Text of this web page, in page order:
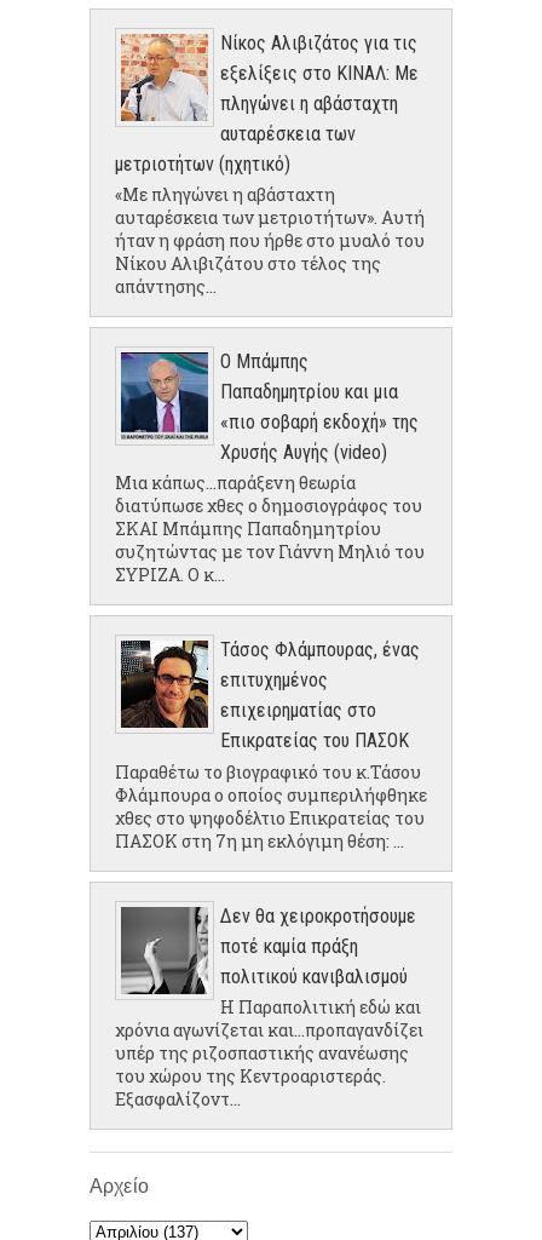
Νίκος Αλιβιζάτος για τις
εξελίξεις στο ΚΙΝΑΛ: Με
πληγώνει η αβάσταχτη
αυταρέσκεια των
μετριοτήτων (ηχητικό)
«Με πληγώνει η αβάσταχτη
αυταρέσκεια των μετριοτήτων». Αυτή
ήταν η φράση που ήρθε στο μυαλό του
Νίκου Αλιβιζάτου στο τέλος της
απάντησης...
Ο Μπάμπης
Παπαδημητρίου και μια
«πιο σοβαρή εκδοχή» της
Χρυσής Αυγής (video)
Μια κάπως...παράξενη θεωρία
διατύπωσε χθες ο δημοσιογράφος του
ΣΚΑΙ Μπάμπης Παπαδημητρίου
συζητώντας με τον Γιάννη Μηλιό του
ΣΥΡΙΖΑ. Ο κ...
Τάσος Φλάμπουρας, ένας
επιτυχημένος
επιχειρηματίας στο
Επικρατείας του ΠΑΣΟΚ
Παραθέτω το βιογραφικό του κ.Τάσου
Φλάμπουρα ο οποίος συμπεριλήφθηκε
χθες στο ψηφοδέλτιο Επικρατείας του
ΠΑΣΟΚ στη 7η μη εκλόγιμη θέση: ...
Δεν θα χειροκροτήσουμε
ποτέ καμία πράξη
πολιτικού κανιβαλισμού
Η Παραπολιτική εδώ και
χρόνια αγωνίζεται και...προπαγανδίζει
υπέρ της ριζοσπαστικής ανανέωσης
του χώρου της Κεντροαριστεράς.
Εξασφαλίζοντ...
Αρχείο